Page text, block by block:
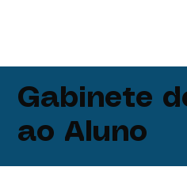
Gabinete
ao Aluno